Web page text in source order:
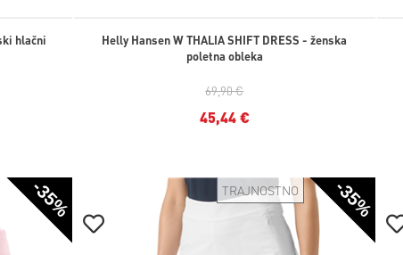
hlačni
Helly Hansen W THALIA SHIFT DRESS - ženska
poletna obleka
69,90 €
45,44 €
-35% -35%
TRAJNOSTNO